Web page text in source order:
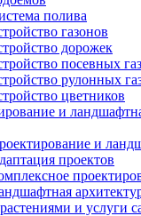
полива
газонов
дорожек
посевных
рулонных
цветников
и
и
проектов
и услуги